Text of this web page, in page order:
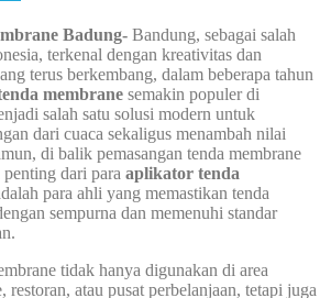
Badung- Bandung, sebagai salah
terkenal dengan kreativitas dan
terus berkembang, dalam beberapa tahun
membrane semakin populer di
salah satu solusi modern untuk
dari cuaca sekaligus menambah nilai
di balik pemasangan tenda membrane
dari para aplikator tenda
para ahli yang memastikan tenda
sempurna dan memenuhi standar
tidak hanya digunakan di area
restoran, atau pusat perbelanjaan, tetapi juga